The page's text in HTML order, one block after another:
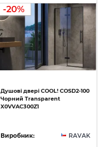
-20%
Душові двері COOL! COSD2-100
Чорний Transparent
X0VVAC300Z1
Виробник: RAVAK